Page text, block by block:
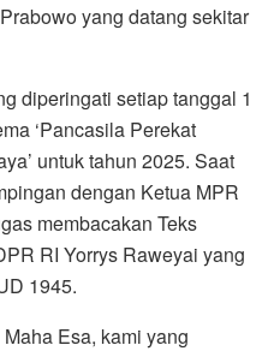
yang datang sekitar
diperingati setiap tanggal 1
‘Pancasila Perekat
untuk tahun 2025. Saat
dengan Ketua MPR
membacakan Teks
RI Yorrys Raweyai yang
1945.
Esa, kami yang